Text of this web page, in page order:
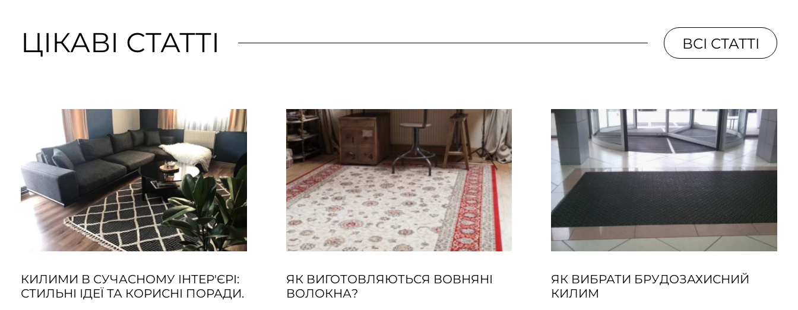
ЦІКАВІ СТАТТІ ВСІ СТАТТІ
КИЛИМИ В СУЧАСНОМУ ІНТЕР'ЄРІ:
СТИЛЬНІ ІДЕЇ ТА КОРИСНІ ПОРАДИ.
ЯК ВИГОТОВЛЯЮТЬСЯ ВОВНЯНІ
ВОЛОКНА?
ЯК ВИБРАТИ БРУДОЗАХИСНИЙ
КИЛИМ